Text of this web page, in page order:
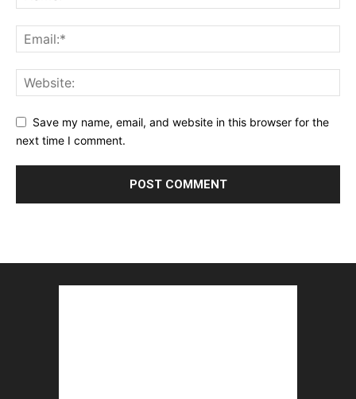
Save my name, email, and website in this browser for the
next time I comment.